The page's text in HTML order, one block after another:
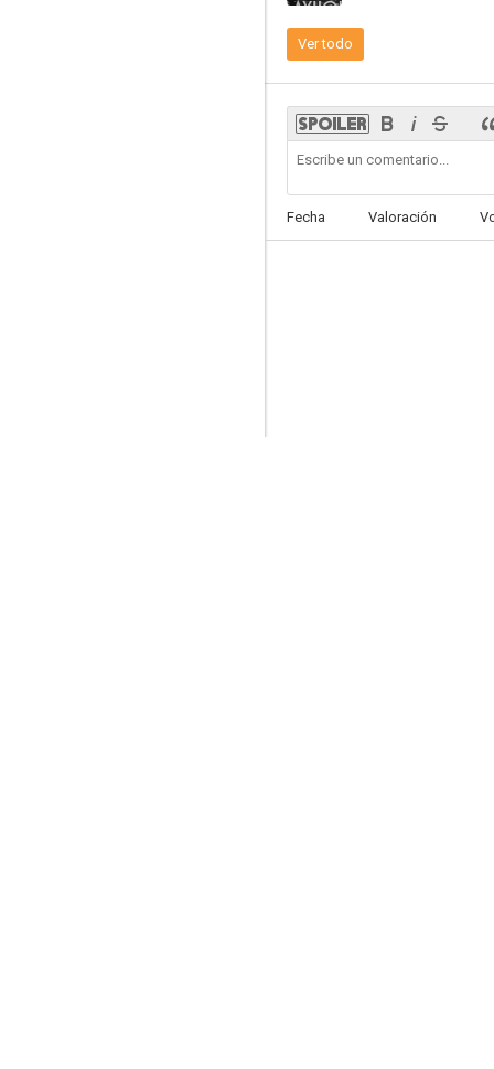
5.5
Ver todo
Fecha Valoración